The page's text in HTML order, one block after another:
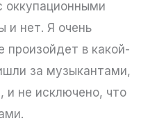
оккупационными
и нет. Я очень
произойдет в какой-
за музыкантами,
и не исключено, что